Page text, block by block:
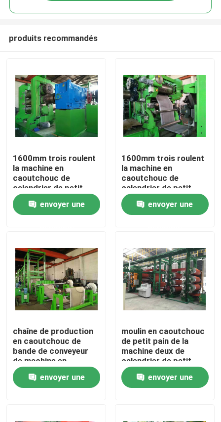
Maison
Produits
Vidéos
Au sujet de nous
Visite d'usine
Contrôle de qualité
Contactez-nous
Nouvelles
produits recommandés
1600mm trois roulent
la machine en
caoutchouc de
calendrier de petit
pain de la machine 3
de calendrierenvoyer une
1600mm trois roulent
la machine en
caoutchouc de
calendrier de petit
pain de la machine 3
de calendrierenvoyer une
chaîne de production
en caoutchouc de
bande de conveyeur
de machine en
caoutchouc du
calendrier 160Kw
envoyer une
moulin en caoutchouc
de petit pain de la
machine deux de
calendrier de petit
pain de 550mm pour la
composition en
caoutchouc
envoyer une